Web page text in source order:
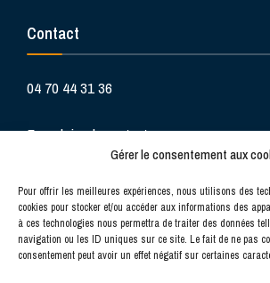
Gérer le consentement aux
Pour offrir les meilleures expériences, nous utilisons des
cookies pour stocker et/ou accéder aux informations des
à ces technologies nous permettra de traiter des données
navigation ou les ID uniques sur ce site. Le fait de ne pas
consentement peut avoir un effet négatif sur certaines
Contact
04 70 44 31 36
Formulaire de contact